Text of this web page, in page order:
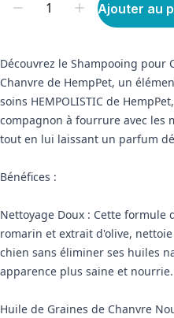
Ajouter au
Découvrez le Shampooing pour
Chanvre de HempPet, un
soins HEMPOLISTIC de
compagnon à fourrure avec les
tout en lui laissant un parfum
Bénéfices :
Nettoyage Doux : Cette formule
romarin et extrait d'olive,
chien sans éliminer ses huiles
apparence plus saine et nourrie.
Huile de Graines de Chanvre